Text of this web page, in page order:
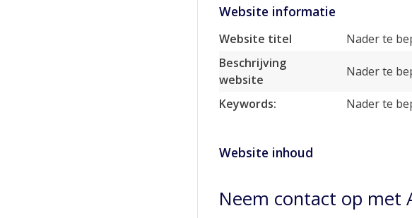
Website informatie
Website titel
Nader te
Beschrijving
website
Nader te
Keywords: Nader te
Website inhoud
Neem contact op met